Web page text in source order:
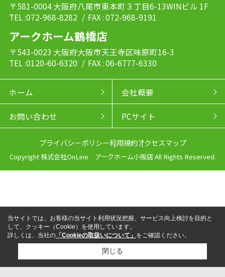
〒581-0004 大阪府八尾市東本町３丁目6-13WINビル 1F
TEL :072-968-8282 / FAX : 072-968-9191
アークホーム鶴橋店
〒543-0023 大阪府大阪市天王寺区味原町16-3
TEL :0120-60-6320 / FAX : 06-6777-6330
ホーム 会社概要
お問い合わせ PCサイト
プライバシーポリシー利用規約アクセスマップ
Copyright 株式会社OnLine アークホーム小阪店 All Rights Reserved.
LINEからお問い合わせ
当サイトでは、お客様の当サイト利用状況把握、サービス向上検討を目的と
して、クッキー（Cookie）を使用しています。
詳しくは、当社の 「Cookieの取扱いについて」 をご確認ください。
閉じる